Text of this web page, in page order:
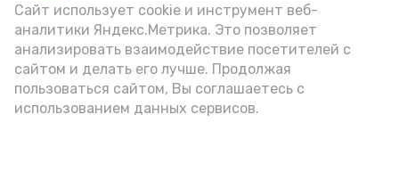
Сайт использует cookie и инструмент веб-
аналитики Яндекс.Метрика. Это позволяет
анализировать взаимодействие посетителей с
сайтом и делать его лучше. Продолжая
пользоваться сайтом, Вы соглашаетесь с
использованием данных сервисов.
Video
Видео: управление пресс-службы и информации
администрации губернатора АО